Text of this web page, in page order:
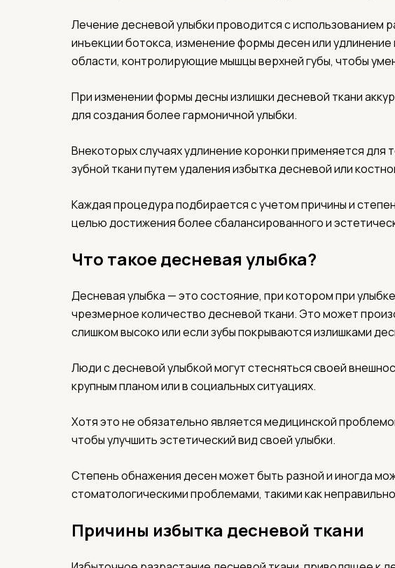
Лечение десневой улыбки проводится с использованием
инъекции ботокса, изменение формы десен или удлинение
области, контролирующие мышцы верхней губы, чтобы
При изменении формы десны излишки десневой ткани
для создания более гармоничной улыбки.
Внекоторых случаях удлинение коронки применяется для
зубной ткани путем удаления избытка десневой или
Каждая процедура подбирается с учетом причины и
целью достижения более сбалансированного и
Что такое десневая улыбка?
Десневая улыбка — это состояние, при котором при
чрезмерное количество десневой ткани. Это может
слишком высоко или если зубы покрываются излишками
Люди с десневой улыбкой могут стесняться своей
крупным планом или в социальных ситуациях.
Хотя это не обязательно является медицинской
чтобы улучшить эстетический вид своей улыбки.
Степень обнажения десен может быть разной и иногда
стоматологическими проблемами, такими как
Причины избытка десневой ткани